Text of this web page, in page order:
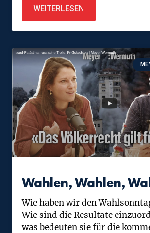
WEITERLESEN
Wahlen, Wahlen,
Wie haben wir den
Wie sind die Resultate
was bedeuten sie für die